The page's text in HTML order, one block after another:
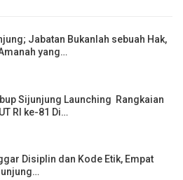
Jabatan Bukanlah sebuah Hak,
yang…
Sijunjung Launching Rangkaian
RI ke-81 Di…
Disiplin dan Kode Etik, Empat